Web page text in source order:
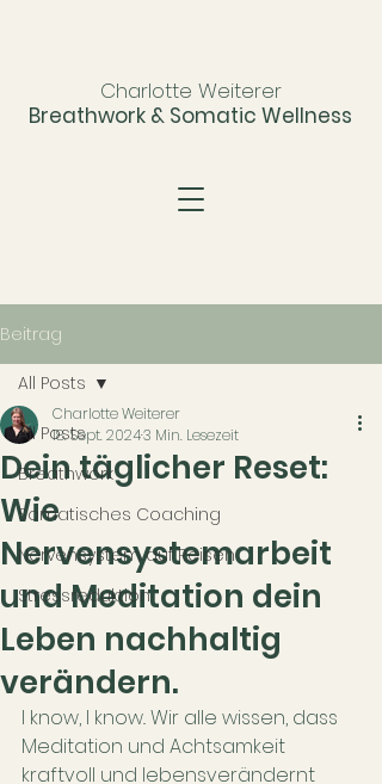
Charlotte Weiterer
Breathwork & Somatic Wellness
Beitrag
All Posts
Breathwork
Somatisches Coaching
Nervensystem auf Reisen
Stressreduktion
All Posts
Dein täglicher Reset:
Wie
Nervensystemarbeit
und Meditation dein
Leben nachhaltig
verändern.
Charlotte Weiterer
18. Sept. 20243 Min. Lesezeit
I know, I know.. Wir alle wissen, dass
Meditation und Achtsamkeit
kraftvoll und lebensverändernt